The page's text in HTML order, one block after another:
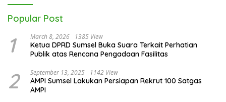
Popular Post
1 March 8, 2026 1385 View
Ketua DPRD Sumsel Buka Suara Terkait Perhatian
Publik atas Rencana Pengadaan Fasilitas
2 September 13, 2025 1142 View
AMPI Sumsel Lakukan Persiapan Rekrut 100 Satgas
AMPI